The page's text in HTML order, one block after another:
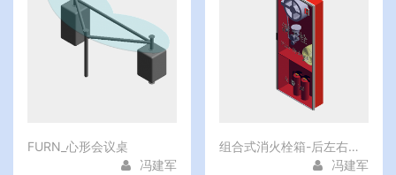
FURN_心形会议桌
冯建军
组合式消火栓箱-后左右进水
冯建军